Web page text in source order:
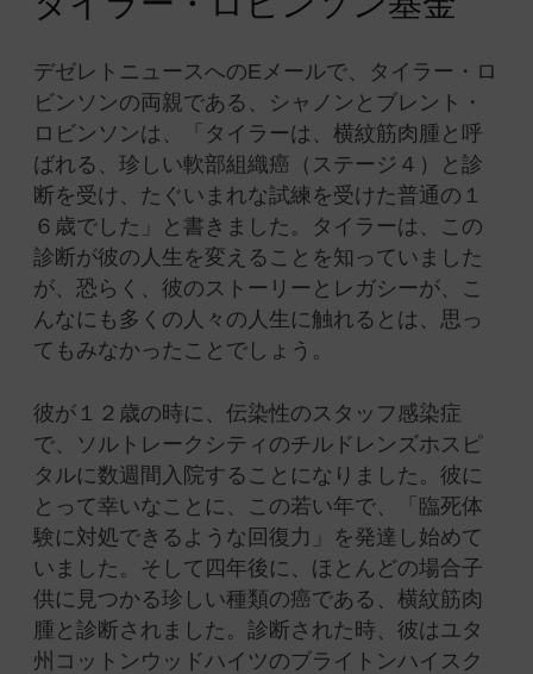
デゼレトニュースへのEメールで、タイラー・ロ
ビンソンの両親である、シャノンとブレント・
ロビンソンは、「タイラーは、横紋筋肉腫と呼
ばれる、珍しい軟部組織癌（ステージ４）と診
断を受け、たぐいまれな試練を受けた普通の１
６歳でした」と書きました。タイラーは、この
診断が彼の人生を変えることを知っていました
が、恐らく、彼のストーリーとレガシーが、こ
んなにも多くの人々の人生に触れるとは、思っ
てもみなかったことでしょう。
彼が１２歳の時に、伝染性のスタッフ感染症
で、ソルトレークシティのチルドレンズホスピ
タルに数週間入院することになりました。彼に
とって幸いなことに、この若い年で、「臨死体
験に対処できるような回復力」を発達し始めて
いました。そして四年後に、ほとんどの場合子
供に見つかる珍しい種類の癌である、横紋筋肉
腫と診断されました。診断された時、彼はユタ
州コットンウッドハイツのブライトンハイスク